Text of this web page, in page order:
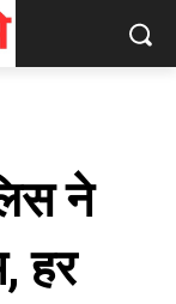
ने
हर